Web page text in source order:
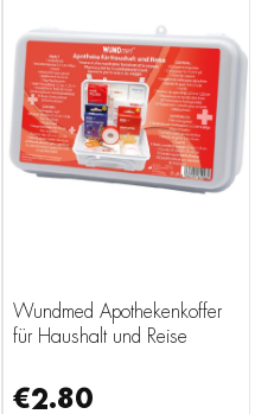
Wundmed Apothekenkoffer
für Haushalt und Reise
€2.80